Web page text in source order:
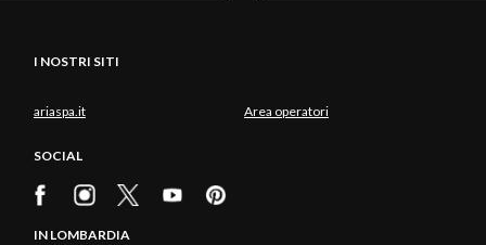
I NOSTRI SITI
ariaspa.it Area operatori
SOCIAL
IN LOMBARDIA